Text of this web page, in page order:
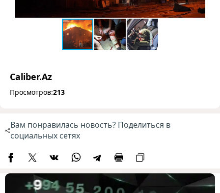
Caliber.Az
Просмотров:213
Вам понравилась новость? Поделиться в
социальных сетях